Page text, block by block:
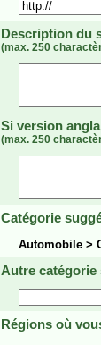
Description du
(max. 250
Si version
(max. 250
Catégorie
Automobile >
Autre catégorie
Régions où